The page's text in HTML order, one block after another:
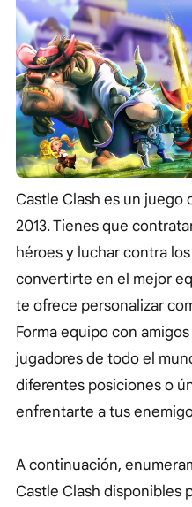
Castle Clash es un juego
2013. Tienes que
héroes y luchar contra
convertirte en el mejor
te ofrece personalizar
Forma equipo con
jugadores de todo el
diferentes posiciones o
enfrentarte a tus
A continuación,
Castle Clash disponibles